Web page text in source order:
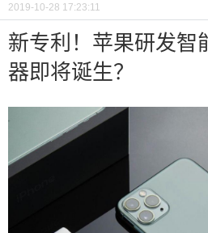
2019-10-28 17:23:11
新专利！苹果研发智
器即将诞生？
新专利！苹果研发智
即将诞生？
最近这四五年来，苹果公司一
ne、iPad、MacBook 之外的
就已经研发并发售了几年的
，这些产品销量都很不错，